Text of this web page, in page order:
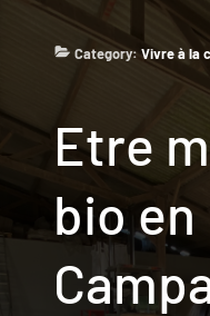
Category:Vivre à la
Etre
bio en